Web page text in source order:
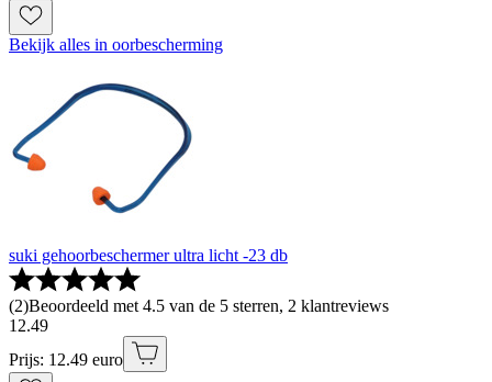
Bekijk alles in oorbescherming
suki gehoorbeschermer ultra licht -23 db
(2)Beoordeeld met 4.5 van de 5 sterren, 2 klantreviews
12.49
Prijs: 12.49 euro